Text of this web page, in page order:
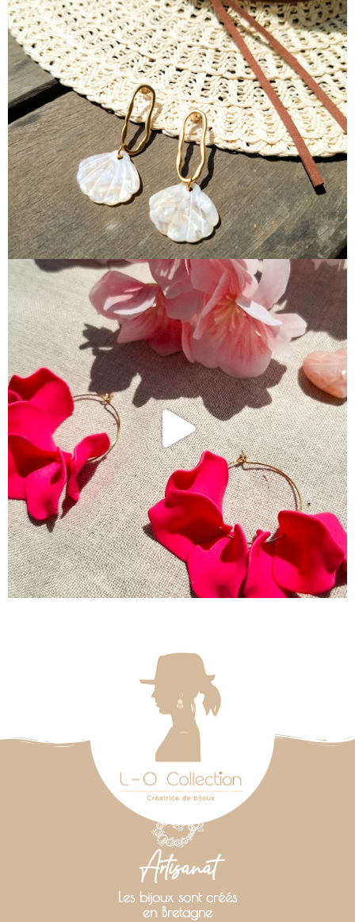
Artisanat
Les bijoux sont créés
en Bretagne